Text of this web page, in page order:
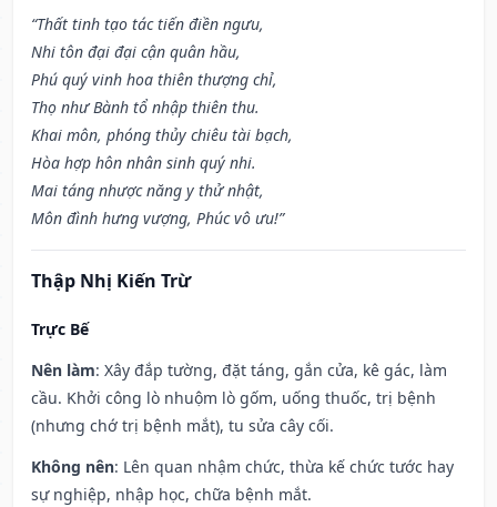
“Thất tinh tạo tác tiến điền ngưu,
Nhi tôn đại đại cận quân hầu,
Phú quý vinh hoa thiên thượng chỉ,
Thọ như Bành tổ nhập thiên thu.
Khai môn, phóng thủy chiêu tài bạch,
Hòa hợp hôn nhân sinh quý nhi.
Mai táng nhược năng y thử nhật,
Môn đình hưng vượng, Phúc vô ưu!”
Thập Nhị Kiến Trừ
Trực Bế
Nên làm: Xây đắp tường, đặt táng, gắn cửa, kê gác, làm
cầu. Khởi công lò nhuộm lò gốm, uống thuốc, trị bệnh
(nhưng chớ trị bệnh mắt), tu sửa cây cối.
Không nên: Lên quan nhậm chức, thừa kế chức tước hay
sự nghiệp, nhập học, chữa bệnh mắt.